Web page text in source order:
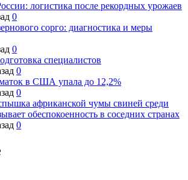
логистика после рекордных урожаев
0
сорго: диагностика и меры
0
специалистов
0
в США упала до 12,2%
0
африканской чумы свиней среди
обеспокоенность в соседних странах
0